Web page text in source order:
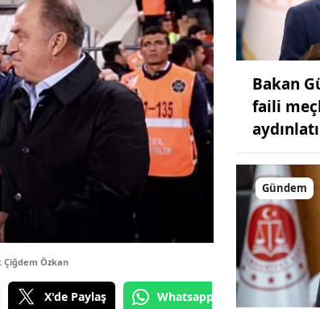
Çiğdem Özkan
X'de Paylaş Whatsapp'tan Gönder
Bakan
faili
Gündem